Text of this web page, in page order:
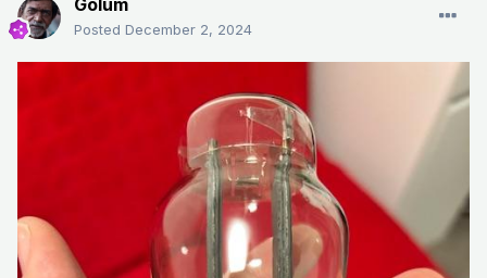
Posted December 2, 2024